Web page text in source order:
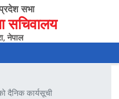
सभा
सचिवालय
नेपाल
दैनिक कार्यसूची